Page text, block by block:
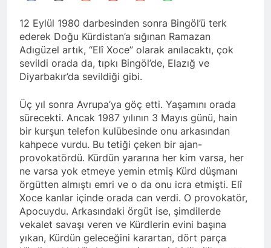
PARê: Têkçûna heyî têkçûna
rê û polîtîkayên xelet in. Divê
Kurd li dora polîtîkayên
neteweyî yên rast bibin yek.
1 Yıl Ago
YENİLEN YANLIŞ YOL VE
YÖNTEMLERDİR. KÜRTLER
DOĞRU, ULUSAL
KENETLENMELİ
1 Yıl Ago
Düzgün Kaplan’ın Kurdistan
partileri Hak ve Özgürlükler
Partisi (HAK-PAR), Kürdistan
Demokrat Partisi – Türkiye
(KDP-T), Kürdistan Sosyalist
Partisi (PSK) ve Kürdistan
Yurtseverler Partisi
(PWK)’nin ortaklaşa Van da
düzenledikleri çalıştayda
yaptığı konuşma:
1 Yıl Ago
HAK-PAR MERKEZİ KADIN
KOMİSYONU HEWLER’DE
ENKS Yİ ZİYARET ETTİ
1 Yıl Ago
HAK-PAR KADIN HEYETİ
HEWLER’DE HİZBÊN
ZEHMETKEŞÊN
KURDİSTANÊ KADIN
MECLİSİ ÜYELERİ İLE
GÖRÜŞTÜ
1 Yıl Ago
HAK-PAR KADIN HEYETİ
ALAKAD’I ZİYARET ETTİ.
1 Yıl Ago
12 Eylül 1980 darbesinden sonra Bingöl’ü terk
ederek Doğu Kürdistan’a sığınan Ramazan
Adıgüzel artık, “Elî Xoce” olarak anılacaktı, çok
sevildi orada da, tıpkı Bingöl’de, Elazığ ve
Diyarbakır’da sevildiği gibi.
Üç yıl sonra Avrupa’ya göç etti. Yaşamını orada
sürecekti. Ancak 1987 yılının 3 Mayıs günü, hain
bir kurşun telefon kulübesinde onu arkasından
kahpece vurdu. Bu tetiği çeken bir ajan-
provokatördü. Kürdün yararına her kim varsa, her
ne varsa yok etmeye yemin etmiş Kürd düşmanı
örgütten almıştı emri ve o da onu icra etmişti. Elî
Xoce kanlar içinde orada can verdi. O provokatör,
Apocuydu. Arkasındaki örgüt ise, şimdilerde
vekalet savaşı veren ve Kürdlerin evini başına
yıkan, Kürdün geleceğini karartan, dört parça